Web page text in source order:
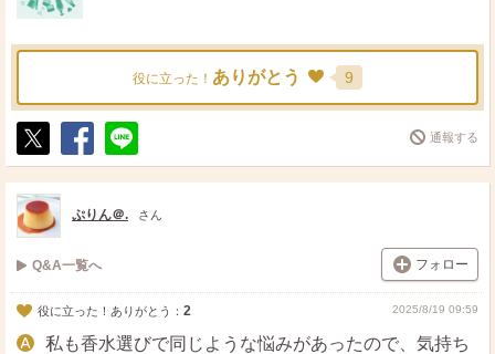
役に立った！ ありがとう 9
ポ
ス
ト
シ
ェ
送
る
通報する
ぷりん＠. さん
Q&A一覧へ フォロー
役に立った！ありがとう： 2 2025/8/19 09:59
私も香水選びで同じような悩みがあったので、気持ち